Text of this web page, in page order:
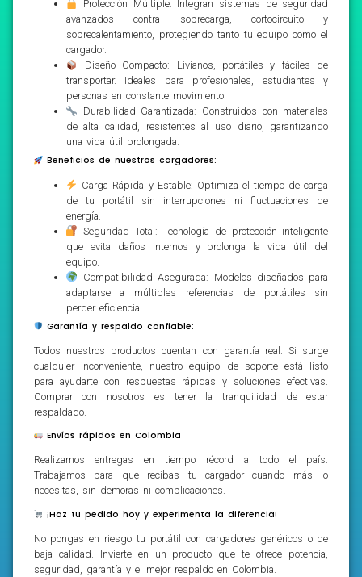
Protección Múltiple: Integran sistemas de seguridad
avanzados contra sobrecarga, cortocircuito y
sobrecalentamiento, protegiendo tanto tu equipo como el
cargador.
Diseño Compacto: Livianos, portátiles y fáciles de
transportar. Ideales para profesionales, estudiantes y
personas en constante movimiento.
Durabilidad Garantizada: Construidos con materiales
de alta calidad, resistentes al uso diario, garantizando
una vida útil prolongada.
Beneficios de nuestros cargadores:
Carga Rápida y Estable: Optimiza el tiempo de carga
de tu portátil sin interrupciones ni fluctuaciones de
energía.
Seguridad Total: Tecnología de protección inteligente
que evita daños internos y prolonga la vida útil del
equipo.
Compatibilidad Asegurada: Modelos diseñados para
adaptarse a múltiples referencias de portátiles sin
perder eficiencia.
Garantía y respaldo confiable:
Todos nuestros productos cuentan con garantía real. Si surge
cualquier inconveniente, nuestro equipo de soporte está listo
para ayudarte con respuestas rápidas y soluciones efectivas.
Comprar con nosotros es tener la tranquilidad de estar
respaldado.
Envíos rápidos en Colombia
Realizamos entregas en tiempo récord a todo el país.
Trabajamos para que recibas tu cargador cuando más lo
necesitas, sin demoras ni complicaciones.
¡Haz tu pedido hoy y experimenta la diferencia!
No pongas en riesgo tu portátil con cargadores genéricos o de
baja calidad. Invierte en un producto que te ofrece potencia,
seguridad, garantía y el mejor respaldo en Colombia.